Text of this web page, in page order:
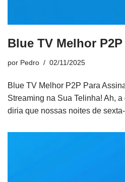
Blue TV Melhor
por Pedro 02/11/2025
Blue TV Melhor P2P Para
Streaming na Sua Telinha! Ah,
diria que nossas noites de